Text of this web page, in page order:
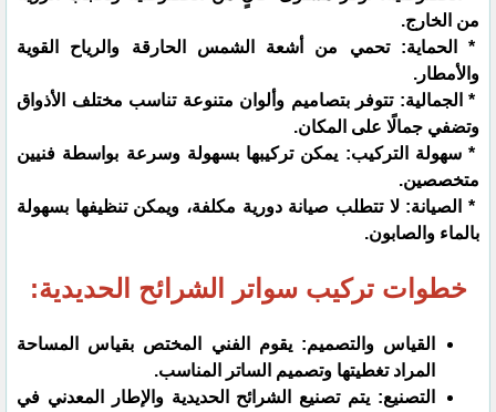
من الخارج.
* الحماية: تحمي من أشعة الشمس الحارقة والرياح القوية
والأمطار.
* الجمالية: تتوفر بتصاميم وألوان متنوعة تناسب مختلف الأذواق
وتضفي جمالًا على المكان.
* سهولة التركيب: يمكن تركيبها بسهولة وسرعة بواسطة فنيين
متخصصين.
* الصيانة: لا تتطلب صيانة دورية مكلفة، ويمكن تنظيفها بسهولة
بالماء والصابون.
خطوات تركيب سواتر الشرائح الحديدية:
القياس والتصميم: يقوم الفني المختص بقياس المساحة
المراد تغطيتها وتصميم الساتر المناسب.
التصنيع: يتم تصنيع الشرائح الحديدية والإطار المعدني في